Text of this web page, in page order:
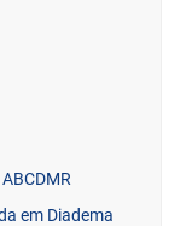
em Diadema